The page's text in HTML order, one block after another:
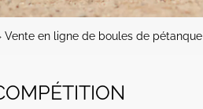
Vente en ligne de boules de pétanque